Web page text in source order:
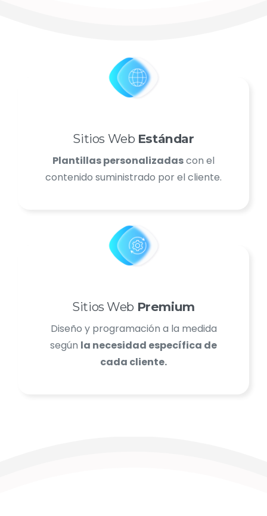
Sitios Web Estándar
Plantillas personalizadascon el
contenido suministrado por el cliente.
Sitios Web Premium
Diseño y programación a la medida
según la necesidad específica de
cada cliente.